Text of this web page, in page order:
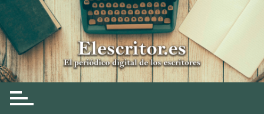
Skip
to
content
Elescritor.es
El periódico digital de los escritores